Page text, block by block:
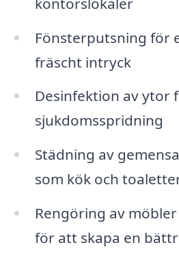
Fönsterputsning för
fräscht intryck
Desinfektion av ytor
sjukdomsspridning
Städning av
som kök och
Rengöring av
för att skapa en